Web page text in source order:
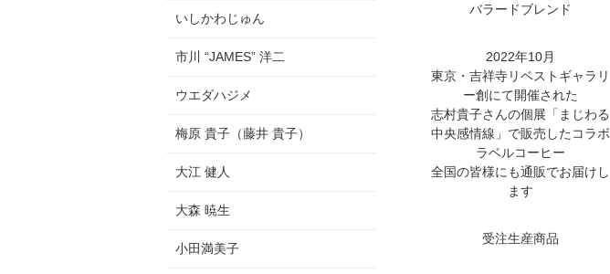
バラードブレンド
2022年10月
東京・吉祥寺リベストギャラリ
ー創にて開催された
志村貴子さんの個展「まじわる
中央感情線」で販売したコラボ
ラベルコーヒー
全国の皆様にも通販でお届けし
ます
受注生産商品
いしかわじゅん
市川 “JAMES” 洋二
ウエダハジメ
梅原 貴子（藤井 貴子）
大江 健人
大森 暁生
小田満美子